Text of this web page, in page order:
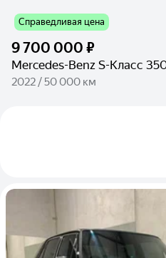
Справедливая цена
9 700 000 ₽
2022 / 50 000 км